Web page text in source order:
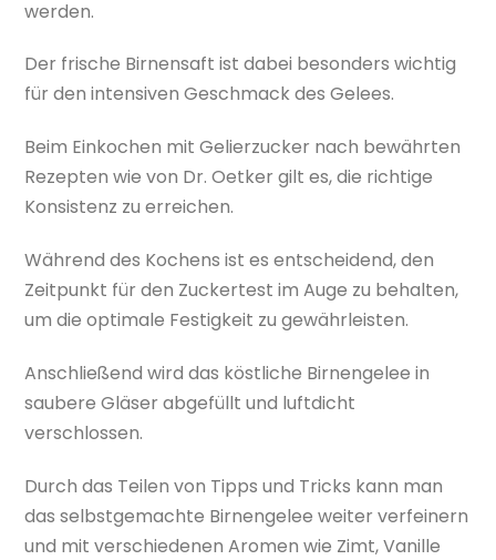
werden.
Der frische Birnensaft ist dabei besonders wichtig
für den intensiven Geschmack des Gelees.
Beim Einkochen mit Gelierzucker nach bewährten
Rezepten wie von Dr. Oetker gilt es, die richtige
Konsistenz zu erreichen.
Während des Kochens ist es entscheidend, den
Zeitpunkt für den Zuckertest im Auge zu behalten,
um die optimale Festigkeit zu gewährleisten.
Anschließend wird das köstliche Birnengelee in
saubere Gläser abgefüllt und luftdicht
verschlossen.
Durch das Teilen von Tipps und Tricks kann man
das selbstgemachte Birnengelee weiter verfeinern
und mit verschiedenen Aromen wie Zimt, Vanille